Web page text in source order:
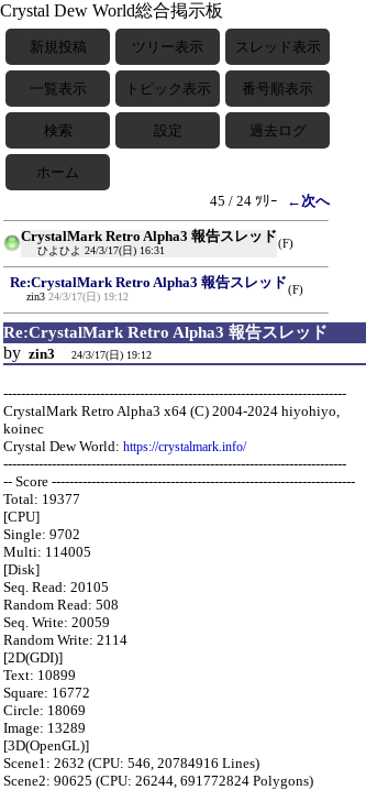
Crystal Dew World総合掲示板
新規投稿 ツリー表示 スレッド表示
一覧表示 トピック表示 番号順表示
検索 設定 過去ログ
ホーム
45 / 24 ﾂﾘｰ
←次へ
CrystalMark Retro Alpha3 報告スレッド
ひよひよ 24/3/17(日) 16:31
(F)
Re:CrystalMark Retro Alpha3 報告スレッド
zin3 24/3/17(日) 19:12
(F)
Re:CrystalMark Retro Alpha3 報告スレッド
by zin3 24/3/17(日) 19:12
------------------------------------------------------------------------------
CrystalMark Retro Alpha3 x64 (C) 2004-2024 hiyohiyo,
koinec
Crystal Dew World: https://crystalmark.info/
------------------------------------------------------------------------------
-- Score ---------------------------------------------------------------------
Total: 19377
[CPU]
Single: 9702
Multi: 114005
[Disk]
Seq. Read: 20105
Random Read: 508
Seq. Write: 20059
Random Write: 2114
[2D(GDI)]
Text: 10899
Square: 16772
Circle: 18069
Image: 13289
[3D(OpenGL)]
Scene1: 2632 (CPU: 546, 20784916 Lines)
Scene2: 90625 (CPU: 26244, 691772824 Polygons)